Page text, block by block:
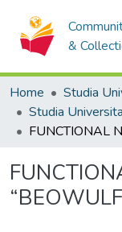
&
Home